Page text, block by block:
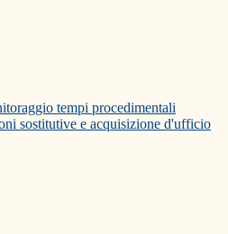
tempi procedimentali
sostitutive e acquisizione d'ufficio